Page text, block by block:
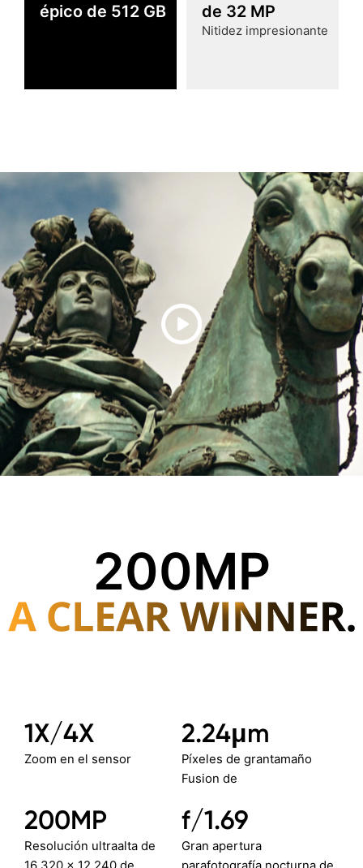
épico de 512 GB
de 32 MP
Nitidez impresionante
200MP
Sensor Samsung ISOCELL HP3
1X/4X
Zoom en el sensor
200MP
Resolución ultraalta de
2.24μm
Píxeles de grantamaño
Fusion de
f/1.69
Gran apertura
Cámara ultramicro deCámara SuperZoom OIS deCámara de ultra gran